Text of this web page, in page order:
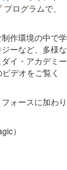
ログラムで、
作環境の中で学
ーなど、多様な
イ・アカデミー
デオをご覧く
ォースに加わり
）